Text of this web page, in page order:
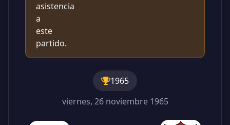
asistencia
a
este
partido.
1965
viernes, 26 noviembre 1965